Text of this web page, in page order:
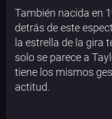
También nacida en
detrás de este
la estrella de la gira
solo se parece a
tiene los mismos
actitud.